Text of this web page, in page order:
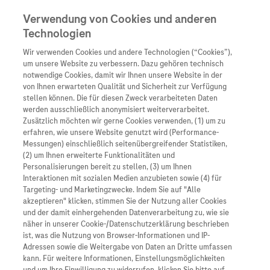
Unternehmen
Übersicht
Wer wir sind
Was uns antreibt
Unsere Standorte
Roche Stories
Events
Innovation
Übersicht
Forschung
Personalisierte
Digitalisierung
Blog Zukunftslabor
Übersicht
Unser Service für
Informationen zu
Diagnostik ist
Klinische Studien
Arzneimittel
Übersicht
Arzneimittel A-Z
Roche Pipeline
Roche Fachportal
Diagnostik
Kontakt
Presse
Karriere
Bei Menschen, die von einer sogenannten Trisomie
Verwendung von Cookies und anderen
Technologien
Wir verwenden Cookies und andere Technologien (“Cookies”),
um unsere Website zu verbessern. Dazu gehören technisch
notwendige Cookies, damit wir Ihnen unsere Website in der
von Ihnen erwarteten Qualität und Sicherheit zur Verfügung
stellen können. Die für diesen Zweck verarbeiteten Daten
werden ausschließlich anonymisiert weiterverarbeitet.
Zusätzlich möchten wir gerne Cookies verwenden, (1) um zu
erfahren, wie unsere Website genutzt wird (Performance-
Messungen) einschließlich seitenübergreifender Statistiken,
(2) um Ihnen erweiterte Funktionalitäten und
Personalisierungen bereit zu stellen, (3) um Ihnen
Interaktionen mit sozialen Medien anzubieten sowie (4) für
Targeting- und Marketingzwecke. Indem Sie auf "Alle
akzeptieren" klicken, stimmen Sie der Nutzung aller Cookies
und der damit einhergehenden Datenverarbeitung zu, wie sie
näher in unserer Cookie-/Datenschutzerklärung beschrieben
ist, was die Nutzung von Browser-Informationen und IP-
Adressen sowie die Weitergabe von Daten an Dritte umfassen
kann. Für weitere Informationen, Einstellungsmöglichkeiten